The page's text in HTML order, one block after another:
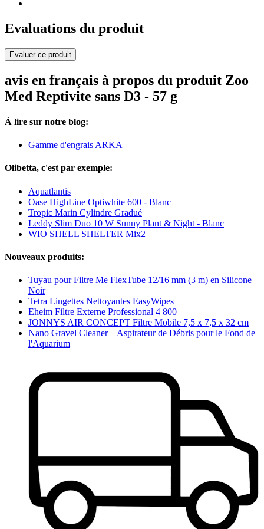
Evaluations du produit
Evaluer ce produit
avis en français à propos du produit Zoo
Med Reptivite sans D3 - 57 g
À lire sur notre blog:
Gamme d'engrais ARKA
Olibetta, c'est par exemple:
Aquatlantis
Oase HighLine Optiwhite 600 - Blanc
Tropic Marin Cylindre Gradué
Leddy Slim Duo 10 W Sunny Plant & Night - Blanc
WIO SHELL SHELTER Mix2
Nouveaux produits:
Tuyau pour Filtre Me FlexTube 12/16 mm (3 m) en Silicone
Noir
Tetra Lingettes Nettoyantes EasyWipes
Eheim Filtre Externe Professional 4 800
JONNYS AIR CONCEPT Filtre Mobile 7,5 x 7,5 x 32 cm
Nano Gravel Cleaner – Aspirateur de Débris pour le Fond de
l'Aquarium